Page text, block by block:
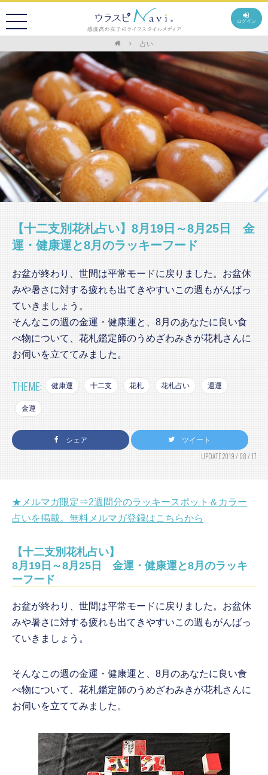
ログイン
占い
【十二支別花札占い】8月19日～8月25日 金
運・健康運と8月のラッキーフード
お盆が終わり、世間は平常モードに戻りました。お盆休
みや暑さに対する疲れも出てきやすいこの週もがんばっ
ていきましょう。
そんなこの週の金運・健康運と、8月のあなたに良い食
べ物について、花札鑑定師のうめざわみきが花札さんに
お伺いを立ててみました。
THEME: 健康運 十二支 花札 花札占い 週運
金運
シェア ツイート
UPDATE:2019 / 08 / 17
★メルマガ限定⇒2週間分のラッキースポット＆カラー
占いを掲載。無料メルマガ登録はこちらから
【十二支別花札占い】
8月19日～8月25日 金運・健康運と8月のラッキ
ーフード
お盆が終わり、世間は平常モードに戻りました。お盆休
みや暑さに対する疲れも出てきやすいこの週もがんばっ
ていきましょう。
そんなこの週の金運・健康運と、8月のあなたに良い食
べ物について、花札鑑定師のうめざわみきが花札さんに
お伺いを立ててみました。